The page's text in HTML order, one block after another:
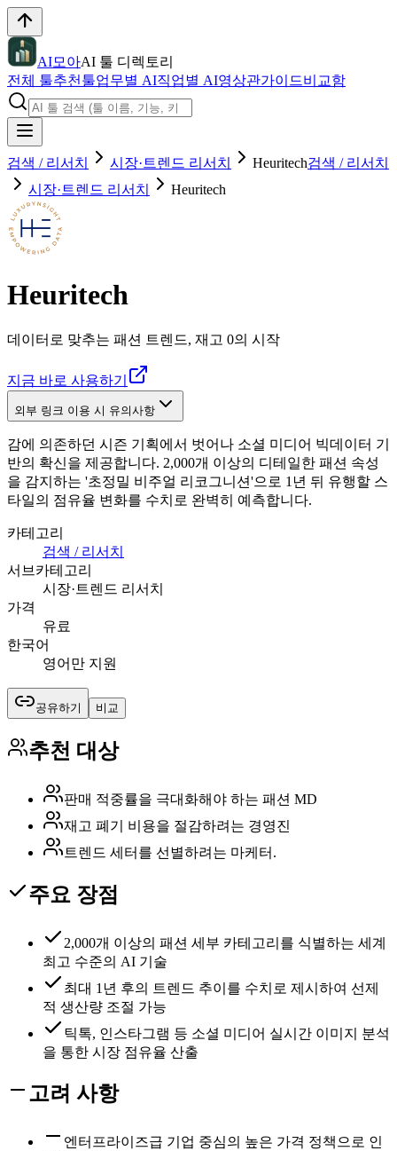
AI모아AI 툴 디렉토리
전체 툴추천툴업무별 AI직업별 AI영상관가이드비교함
검색 / 리서치 시장·트렌드 리서치 Heuritech검색 / 리서치
시장·트렌드 리서치
Heuritech
Heuritech
데이터로 맞추는 패션 트렌드, 재고 0의 시작
지금 바로 사용하기
외부 링크 이용 시 유의사항
감에 의존하던 시즌 기획에서 벗어나 소셜 미디어 빅데이터 기
반의 확신을 제공합니다. 2,000개 이상의 디테일한 패션 속성
을 감지하는 '초정밀 비주얼 리코그니션'으로 1년 뒤 유행할 스
타일의 점유율 변화를 수치로 완벽히 예측합니다.
카테고리
검색 / 리서치
서브카테고리
시장·트렌드 리서치
가격
유료
한국어
영어만 지원
공유하기 비교
추천 대상
판매 적중률을 극대화해야 하는 패션 MD
재고 폐기 비용을 절감하려는 경영진
트렌드 세터를 선별하려는 마케터.
주요 장점
2,000개 이상의 패션 세부 카테고리를 식별하는 세계
최고 수준의 AI 기술
최대 1년 후의 트렌드 추이를 수치로 제시하여 선제
적 생산량 조절 가능
틱톡, 인스타그램 등 소셜 미디어 실시간 이미지 분석
을 통한 시장 점유율 산출
고려 사항
엔터프라이즈급 기업 중심의 높은 가격 정책으로 인